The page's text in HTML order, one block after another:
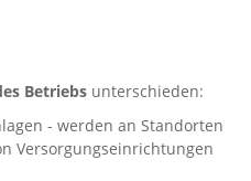
Betriebs unterschieden:
- werden an Standorten
Versorgungseinrichtungen